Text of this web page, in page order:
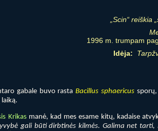
„Scin“
1996 m. trumpam
Idėja:
gabale buvo rastaBacillus sphaericus
Krikasmanė, kad mes esame kitų, kadaise
gali būti dirbtinės kilmės. Galima net tarti,